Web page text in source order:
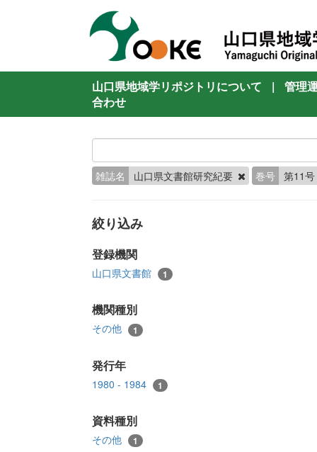
山口県地域学リポジトリについて |
管理
合わせ
雑誌名 山口県文書館研究紀要 巻号 第11号
絞り込み
登録機関
山口県文書館 1
機関種別
その他 1
発行年
1980 - 1984 1
資料種別
その他 1